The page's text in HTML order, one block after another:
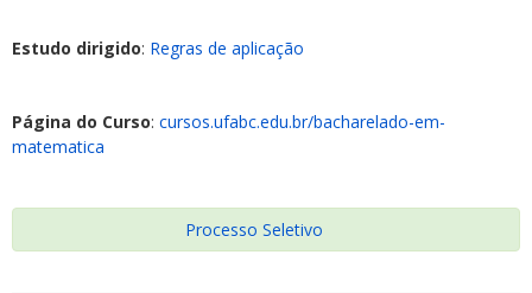
Estudo dirigido: Regras de aplicação
Página do Curso: cursos.ufabc.edu.br/bacharelado-em-
matematica
Processo Seletivo